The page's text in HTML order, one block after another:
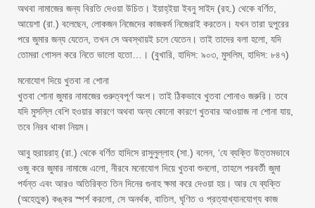
অথবা নামাজের জন্য বিরতি দেওয়া উচিত। ইয়াহ্ইয়া ইবনু সাইদ (রহ.) থেকে বর্ণিত,
আয়েশা (রা.) বলেছেন, লোকজন নিজেদের কাজকর্ম নিজেরাই করতেন। যখন তারা দুপুরের
পরে জুমার জন্য যেতেন, তখন সে অবস্থায়ই চলে যেতেন। তাই তাদের বলা হলো, যদি
তোমরা গোসল করে নিতে ভালো হতো…। (বুখারি, হাদিস: ৯০৩, মুসলিম, হাদিস: ৮৪৭)
মনোযোগ দিয়ে খুতবা না শোনা
খুতবা শোনা জুমার নামাজের গুরুত্বপূর্ণ অংশ। তাই ঠিকভাবে খুতবা শোনাও জরুরি। তবে
যদি মুসল্লি বেশি হওয়ার কারণে অথবা অন্য কোনো কারণে খুতবার আওয়াজ না শোনা যায়,
তবে নিরব থাকা নিয়ম।
আবু হুরায়রাহ্‌ (রা.) থেকে বর্ণিত হাদিসে রাসুলুল্লাহ (সা.) বলেন, ‘যে ব্যক্তি উত্তমভাবে
ওজু করে জুমার নামাজে এলো, নীরবে মনোযোগ দিয়ে খুতবা শুনলো, তাহলে পরবর্তী জুমা
পর্যন্ত এবং আরও অতিরিক্ত তিন দিনের গুনাহ ক্ষমা করে দেওয়া হয়। আর যে ব্যক্তি
(অহেতুক) কঙ্কর স্পর্শ করলো, সে অনর্থক, বাতিল, ঘৃণিত ও প্রত্যাখ্যানযোগ্য কাজ